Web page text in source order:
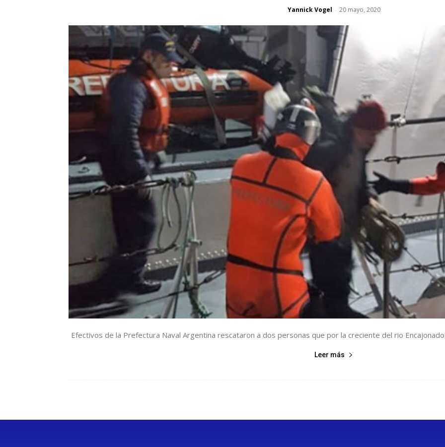
Yannick Vogel - 20 mayo, 2020
Efectivos de la Prefectura Naval Argentina rescataron a dos personas que por la creciente del rio
Leer más